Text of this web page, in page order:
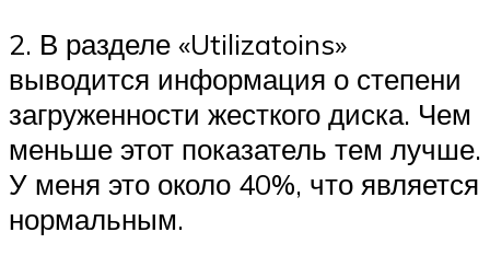
2. В разделе «Utilizatoins»
выводится информация о степени
загруженности жесткого диска. Чем
меньше этот показатель тем лучше.
У меня это около 40%, что является
нормальным.